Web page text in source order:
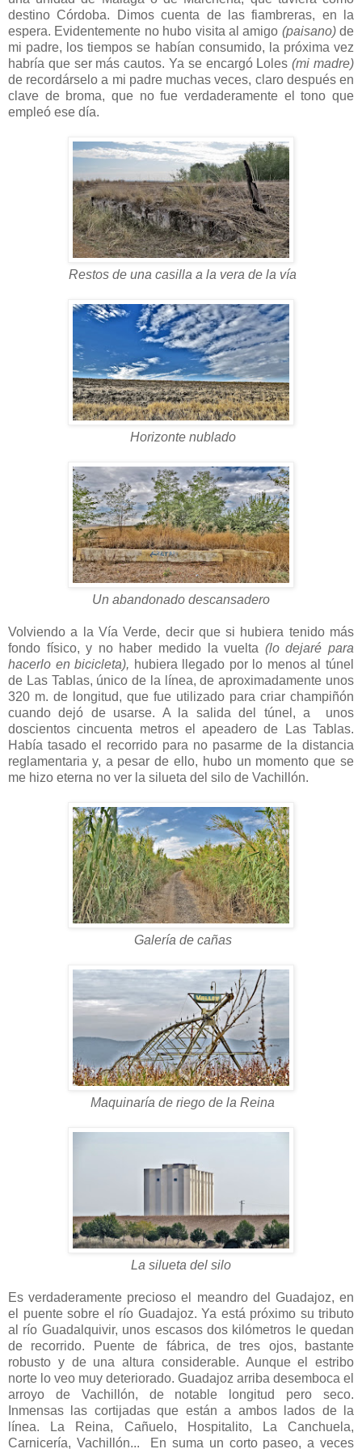
destino Córdoba. Dimos cuenta de las fiambreras, en la
espera. Evidentemente no hubo visita al amigo (paisano) de
mi padre, los tiempos se habían consumido, la próxima vez
habría que ser más cautos. Ya se encargó Loles(mi madre)
de recordárselo a mi padre muchas veces, claro después en
clave de broma, que no fue verdaderamente el tono que
empleó ese día.
Restos de una casilla a la vera de la vía
Horizonte nublado
Un abandonado descansadero
Volviendo a la Vía Verde, decir que si hubiera tenido más
fondo físico, y no haber medido la vuelta (lo dejaré para
hacerlo en bicicleta), hubiera llegado por lo menos al túnel
de Las Tablas, único de la línea, de aproximadamente unos
320 m. de longitud, que fue utilizado para criar champiñón
cuando dejó de usarse. A la salida del túnel, a unos
doscientos cincuenta metros el apeadero de Las Tablas.
Había tasado el recorrido para no pasarme de la distancia
reglamentaria y, a pesar de ello, hubo un momento que se
me hizo eterna no ver la silueta del silo de Vachillón.
Galería de cañas
Maquinaría de riego de la Reina
La silueta del silo
Es verdaderamente precioso el meandro del Guadajoz, en
el puente sobre el río Guadajoz. Ya está próximo su tributo
al río Guadalquivir, unos escasos dos kilómetros le quedan
de recorrido. Puente de fábrica, de tres ojos, bastante
robusto y de una altura considerable. Aunque el estribo
norte lo veo muy deteriorado. Guadajoz arriba desemboca el
arroyo de Vachillón, de notable longitud pero seco.
Inmensas las cortijadas que están a ambos lados de la
línea. La Reina, Cañuelo, Hospitalito, La Canchuela,
Carnicería, Vachillón... En suma un corto paseo, a veces